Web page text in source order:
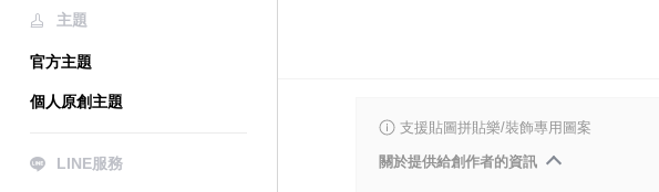
主題
官方主題
個人原創主題
LINE服務
支援貼圖拼貼樂/裝飾專用圖案
關於提供給創作者的資訊